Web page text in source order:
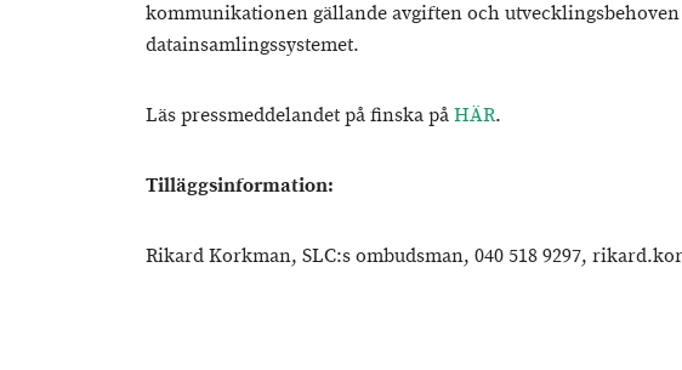
kommunikationen gällande avgiften och
datainsamlingssystemet.
Läs pressmeddelandet på finska påHÄR.
Tilläggsinformation:
Rikard Korkman, SLC:s ombudsman, 040 518 9297,